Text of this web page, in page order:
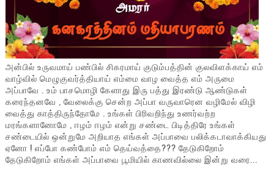
அன்பில் உருவமாய் பண்பில் சிகரமாய் குடும்பத்தின் குலவிளக்காய் எம்
வாழ்வில் மெழுகுவர்த்தியாய் எம்மை வாழ வைத்த எம் அருமை
அப்பாவே . உம் பாசமொழி கேளாது இரு பத்து இரண்டு ஆண்டுகள்
கரைந்தனவே , வேலைக்கு சென்ற அப்பா வருவாரென வழிமேல் விழி
வைத்து காத்திருந்தோமே . உங்கள் பிரிவறிந்து உணர்வற்ற
மரங்களானோமே , ஈழம் ஈழம் என்று சண்டை பிடித்திரே உங்கள்
சண்டையில் ஒன்றுமே அறியாத எங்கள் அப்பாவை பலிக்கடாவாக்கியது
ஏனோ ! எப்போ கண்போம் எம் தெய்வத்தை??? தேடுகிறோம்
தேடுகிறோம் எங்கள் அப்பாவை பூமியில் காணவில்லை இன்று வரை...